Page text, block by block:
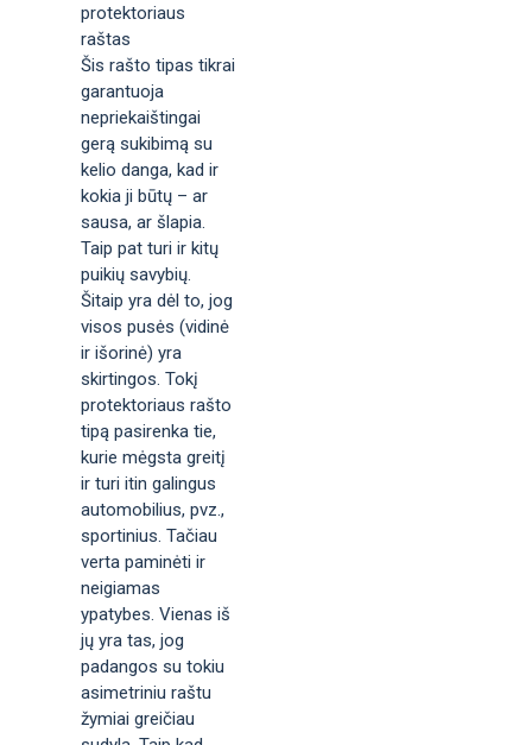
protektoriaus
raštas
Šis rašto tipas tikrai
garantuoja
nepriekaištingai
gerą sukibimą su
kelio danga, kad ir
kokia ji būtų – ar
sausa, ar šlapia.
Taip pat turi ir kitų
puikių savybių.
Šitaip yra dėl to, jog
visos pusės (vidinė
ir išorinė) yra
skirtingos. Tokį
protektoriaus rašto
tipą pasirenka tie,
kurie mėgsta greitį
ir turi itin galingus
automobilius, pvz.,
sportinius. Tačiau
verta paminėti ir
neigiamas
ypatybes. Vienas iš
jų yra tas, jog
padangos su tokiu
asimetriniu raštu
žymiai greičiau